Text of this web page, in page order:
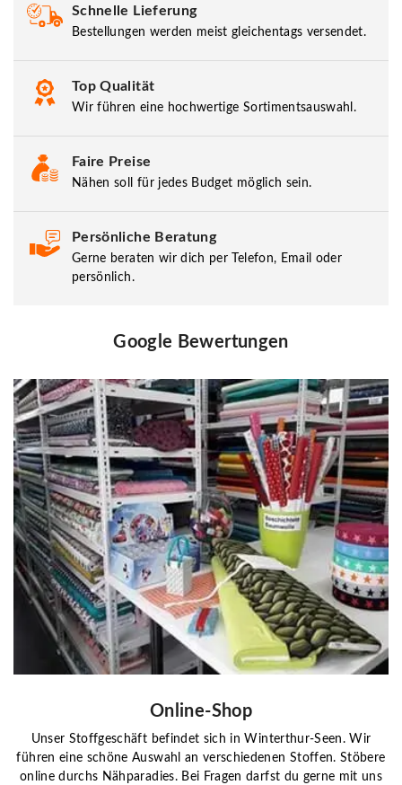
Schnelle Lieferung
Bestellungen werden meist gleichentags versendet.
Top Qualität
Wir führen eine hochwertige Sortimentsauswahl.
Faire Preise
Nähen soll für jedes Budget möglich sein.
Persönliche Beratung
Gerne beraten wir dich per Telefon, Email oder
persönlich.
Google Bewertungen
Online-Shop
Unser Stoffgeschäft befindet sich in Winterthur-Seen. Wir
führen eine schöne Auswahl an verschiedenen Stoffen. Stöbere
online durchs Nähparadies. Bei Fragen darfst du gerne mit uns